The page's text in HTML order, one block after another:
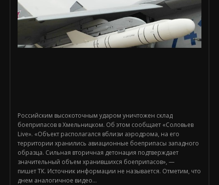
Российским высокоточным ударом уничтожен склад
боеприпасов в Хмельницком. Об этом сообщает «Соловьев
Live». «Объект располагался вблизи аэродрома, на его
территории хранились авиационные боеприпасы западного
образца. Сильная вторичная детонация подтверждает
значительный объем хранившихся боеприпасов», —
пишет ТК. Источник информации не называется. Отметим, что
днем аналогичное видео...